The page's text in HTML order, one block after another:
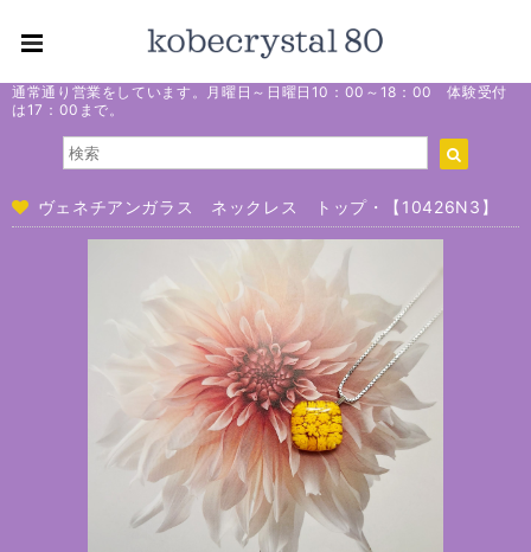
通常通り営業をしています。月曜日～日曜日10：00～18：00 体験受付
は17：00まで。
ヴェネチアンガラス ネックレス トップ・【10426N3】